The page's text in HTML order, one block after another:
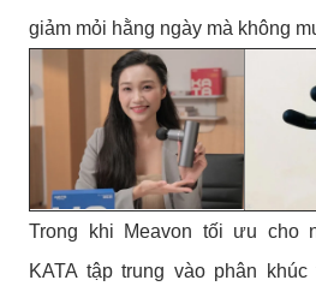
giảm mỏi hằng ngày mà không
Trong khi Meavon tối ưu cho
KATA tập trung vào phân